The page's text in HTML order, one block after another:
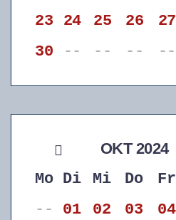
23
24 25 26 27
30
-- -- -- --
OKT 2024
Mo Di Mi Do Fr
--
01 02 03 04